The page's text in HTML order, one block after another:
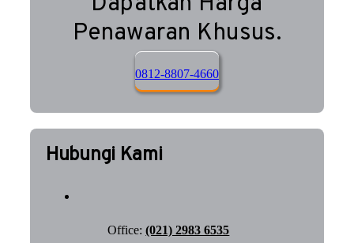
Penawaran Khusus.
0812-8807-4660
Hubungi Kami
Office:(021) 2983 6535